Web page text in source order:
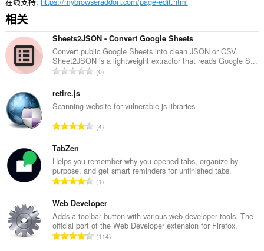
相关
Sheets2JSON - Convert Google Sheets
Convert public Google Sheets into clean JSON or CSV.
Sheet2JSON is a lightweight extractor that reads Google S...
总
次
：
0
retire.js
Scanning website for vulnerable js libraries
总
次
数
：
4
TabZen
Helps you remember why you opened tabs, organize by
purpose, and get smart reminders for unfinished tabs.
总
分
次
数
：
1
Web Developer
Adds a toolbar button with various web developer tools. The
official port of the Web Developer extension for Firefox.
总114